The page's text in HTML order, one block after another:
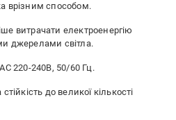
врізним способом.
витрачати електроенергію
джерелами світла.
220-240В, 50/60 Гц.
до великої кількості